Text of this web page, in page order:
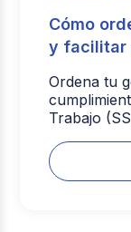
Cómo
y facilitar
Ordena tu
Trabajo